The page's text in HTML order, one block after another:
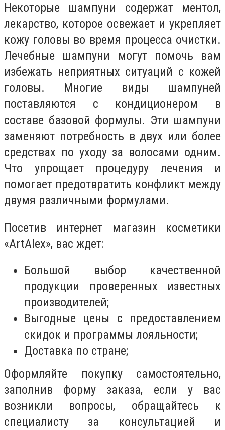
Некоторые шампуни содержат ментол,
лекарство, которое освежает и укрепляет
кожу головы во время процесса очистки.
Лечебные шампуни могут помочь вам
избежать неприятных ситуаций с кожей
головы. Многие виды шампуней
поставляются с кондиционером в
составе базовой формулы. Эти шампуни
заменяют потребность в двух или более
средствах по уходу за волосами одним.
Что упрощает процедуру лечения и
помогает предотвратить конфликт между
двумя различными формулами.
Посетив интернет магазин косметики
«ArtAlex», вас ждет:
Большой выбор качественной
продукции проверенных известных
производителей;
Выгодные цены с предоставлением
скидок и программы лояльности;
Доставка по стране;
Оформляйте покупку самостоятельно,
заполнив форму заказа, если у вас
возникли вопросы, обращайтесь к
специалисту за консультацией и